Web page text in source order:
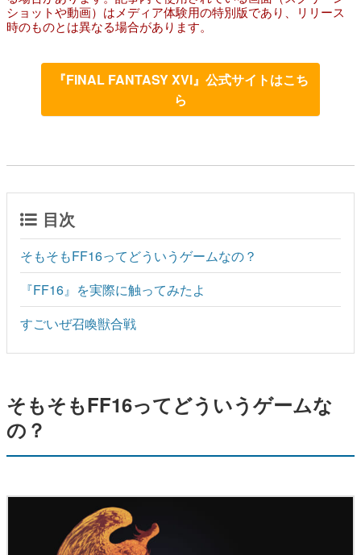
ショットや動画）はメディア体験用の特別版であり、リリース
時のものとは異なる場合があります。
『FINAL FANTASY XVl』公式サイトはこち
ら
目次
そもそもFF16ってどういうゲームなの？
『FF16』を実際に触ってみたよ
すごいぜ召喚獣合戦
そもそもFF16ってどういうゲームな
の？